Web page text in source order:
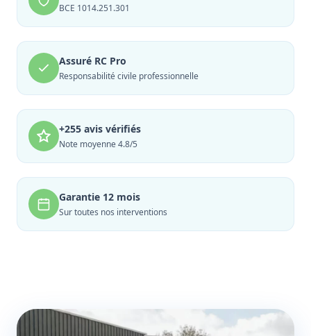
BCE 1014.251.301
Assuré RC Pro
Responsabilité civile professionnelle
+255 avis vérifiés
Note moyenne 4.8/5
Garantie 12 mois
Sur toutes nos interventions